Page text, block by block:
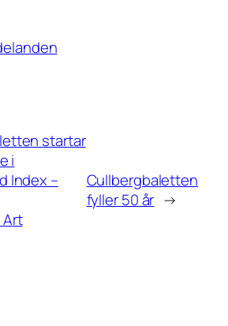
startar
i
Index –
Cullbergbaletten
fyller 50 år →